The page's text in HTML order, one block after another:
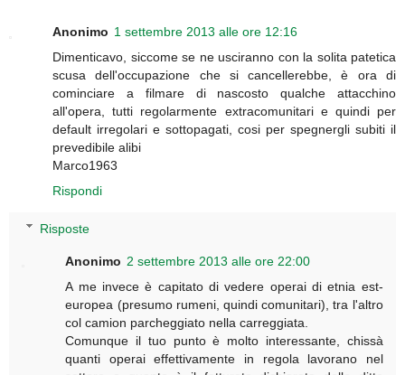
Anonimo 1 settembre 2013 alle ore 12:16
Dimenticavo, siccome se ne usciranno con la solita patetica
scusa dell'occupazione che si cancellerebbe, è ora di
cominciare a filmare di nascosto qualche attacchino
all'opera, tutti regolarmente extracomunitari e quindi per
default irregolari e sottopagati, cosi per spegnergli subiti il
prevedibile alibi
Marco1963
Rispondi
Risposte
Anonimo 2 settembre 2013 alle ore 22:00
A me invece è capitato di vedere operai di etnia est-
europea (presumo rumeni, quindi comunitari), tra l'altro
col camion parcheggiato nella carreggiata.
Comunque il tuo punto è molto interessante, chissà
quanti operai effettivamente in regola lavorano nel